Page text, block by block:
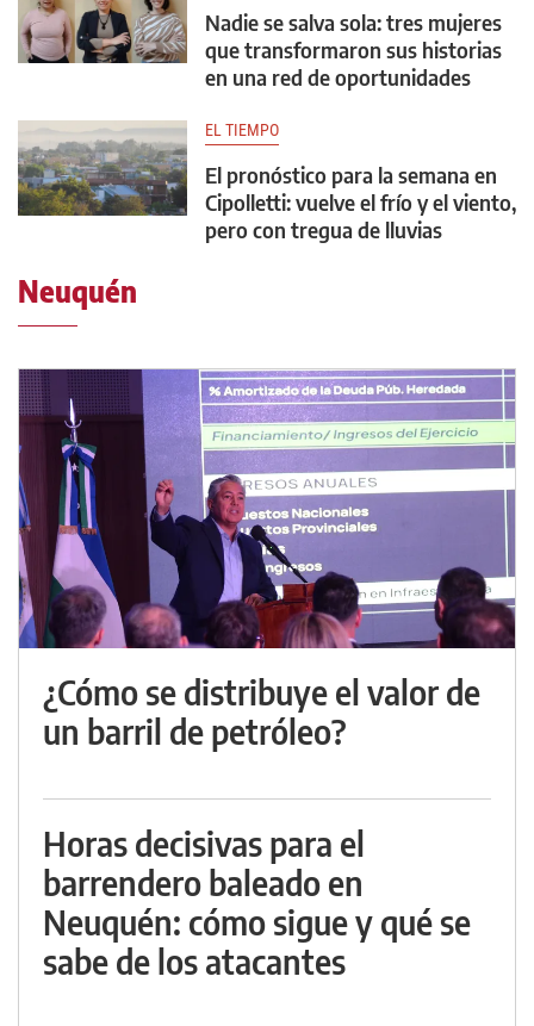
Nadie se salva sola: tres mujeres
que transformaron sus historias
en una red de oportunidades
EL TIEMPO
El pronóstico para la semana en
Cipolletti: vuelve el frío y el viento,
pero con tregua de lluvias
Neuquén
¿Cómo se distribuye el valor de
un barril de petróleo?
Horas decisivas para el
barrendero baleado en
Neuquén: cómo sigue y qué se
sabe de los atacantes